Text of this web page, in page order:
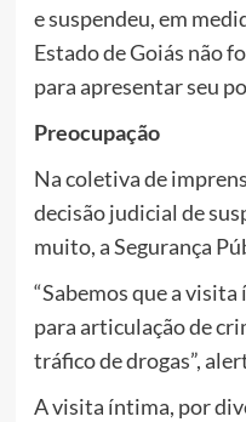
e suspendeu, em
Estado de Goiás não
para apresentar seu
Preocupação
Na coletiva de
decisão judicial de
muito, a Segurança
“Sabemos que a
para articulação de
tráfico de drogas”,
A visita íntima, por